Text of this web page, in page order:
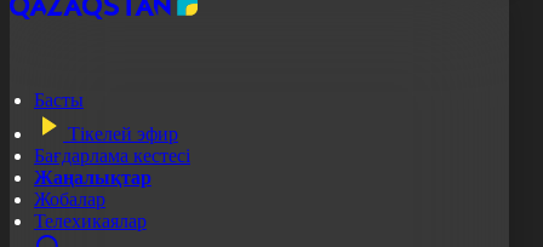
Басты
Тікелей эфир
Бағдарлама кестесі
Жаңалықтар
Жобалар
Телехикаялар